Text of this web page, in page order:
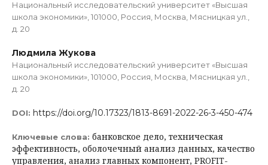
Национальный исследовательский университет «Высшая
школа экономики», 101000, Россия, Москва, Мясницкая ул.,
д. 20
Людмила Жукова
Национальный исследовательский университет «Высшая
школа экономики», 101000, Россия, Москва, Мясницкая ул.,
д. 20
DOI: https://doi.org/10.17323/1813-8691-2022-26-3-450-474
Ключевые слова: банковское дело, техническая
эффективность, оболочечный анализ данных, качество
управления, анализ главных компонент, PROFIT-